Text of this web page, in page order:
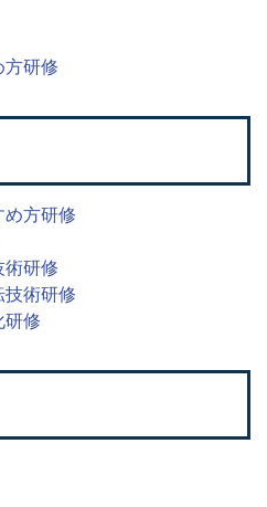
方研修
方研修
術研修
術研修
研修